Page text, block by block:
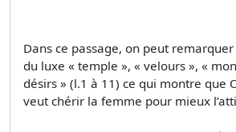
Dans ce passage, on peut
du luxe « temple », « velours », «
désirs » (l.1 à 11) ce qui montre que
veut chérir la femme pour mieux